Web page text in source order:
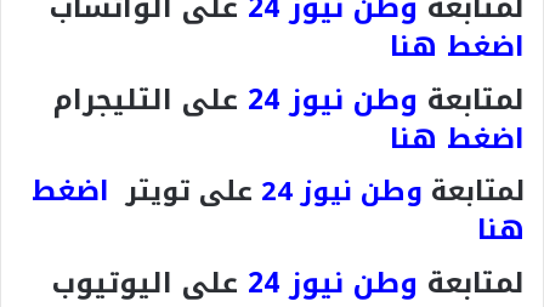
اضغط هنا
لمتابعة وطن نيوز 24 على التليجرام
اضغط هنا
لمتابعة وطن نيوز 24 على تويتر اضغط
هنا
لمتابعة وطن نيوز 24 على اليوتيوب